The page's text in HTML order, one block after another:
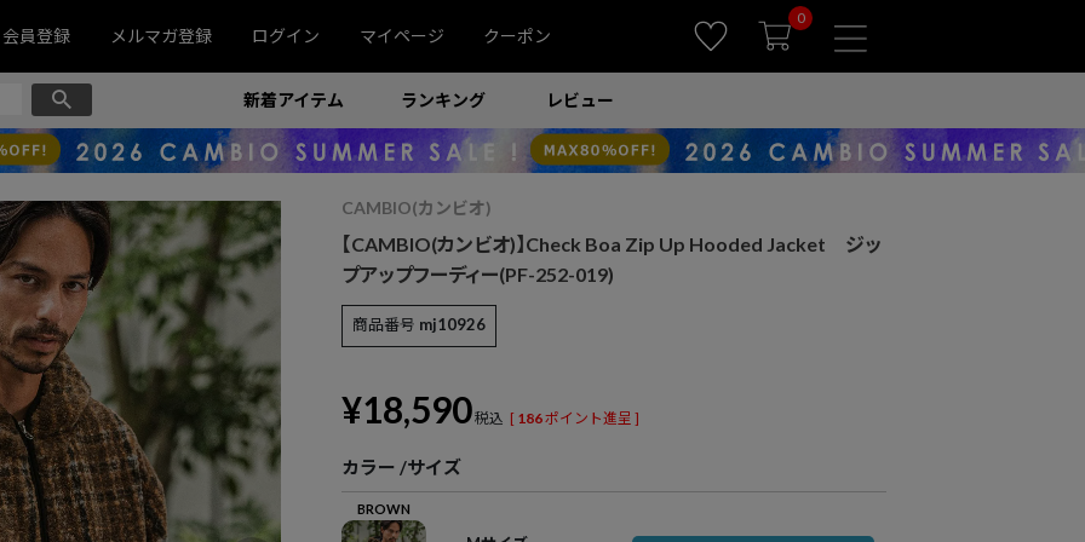
会員登録 メルマガ登録 ログイン マイページ クーポン
0
新着アイテム ランキング レビュー
CAMBIO(カンビオ)
【CAMBIO(カンビオ)】Check Boa Zip Up Hooded Jacket ジッ
プアップフーディー(PF-252-019)
商品番号 mj10926
¥18,590税込 [ 186ポイント進呈 ]
カラー サイズ
BROWN